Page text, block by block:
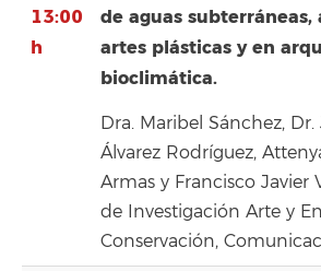
13:00
h
de aguas subterráneas,
artes plásticas y en
bioclimática.
Dra. Maribel Sánchez,
Álvarez Rodríguez,
Armas y Francisco Javier
de Investigación Arte y
Conservación,